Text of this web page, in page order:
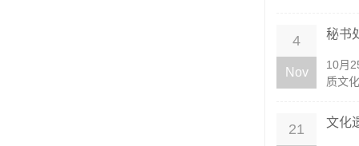
4
Nov
秘书
10月
质文
21 文化